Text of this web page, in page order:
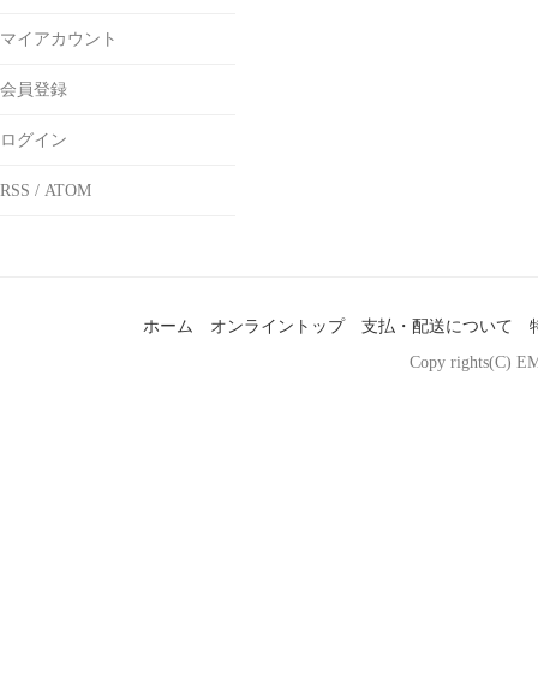
マイアカウント
会員登録
ログイン
RSS / ATOM
ホーム オンライントップ 支払・配送について
Copy rights(C)